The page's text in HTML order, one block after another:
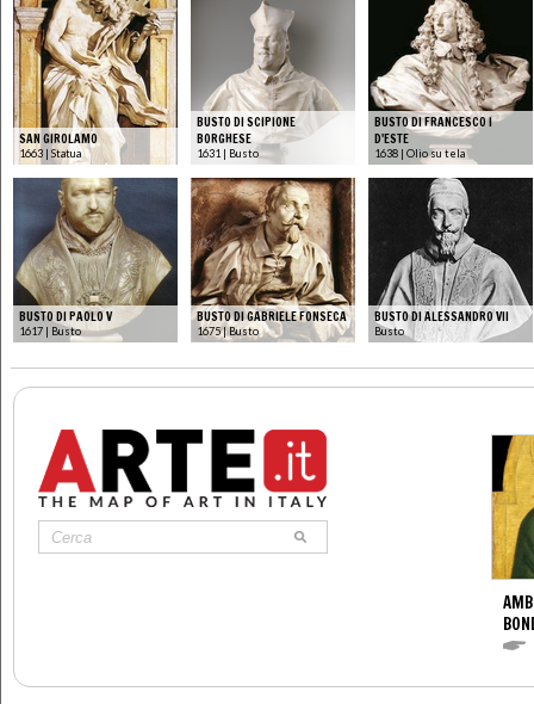
SAN GIROLAMO
1663 | Statua
BUSTO DI SCIPIONE
BORGHESE
1631 | Busto
BUSTO DI FRANCESCO I
D'ESTE
1638 | Olio su tela
BUSTO DI PAOLO V
1617 | Busto
BUSTO DI GABRIELE FONSECA
1675 | Busto
BUSTO DI ALESSANDRO VII
Busto